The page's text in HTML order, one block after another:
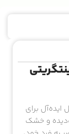
برای
و خشک